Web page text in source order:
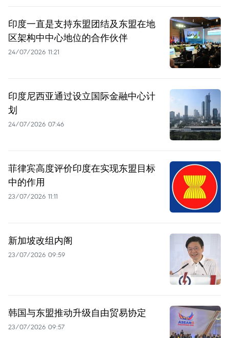
印度一直是支持东盟团结及东盟在地
区架构中中心地位的合作伙伴
24/07/2026 11:21
印度尼西亚通过设立国际金融中心计
划
24/07/2026 07:46
菲律宾高度评价印度在实现东盟目标
中的作用
23/07/2026 11:11
新加坡改组内阁
23/07/2026 09:59
韩国与东盟推动升级自由贸易协定
23/07/2026 09:57